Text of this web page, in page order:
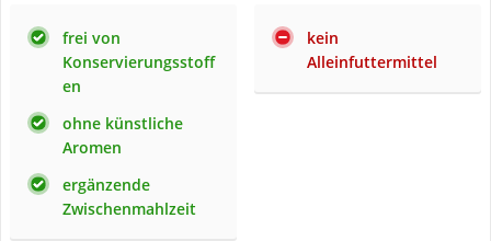
frei von
Konservierungsstoff
en
ohne künstliche
Aromen
ergänzende
Zwischenmahlzeit
kein
Alleinfuttermittel